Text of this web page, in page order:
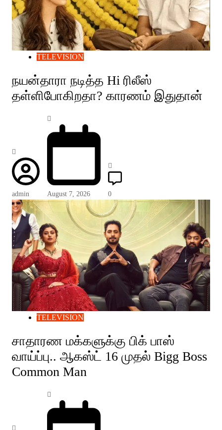
TELEVISION
நயன்தாரா நடித்த Hi ரிலீஸ்
தள்ளிபோகிறதா? காரணம் இதுதான்
admin August 7, 2026 0
TELEVISION
சாதாரண மக்களுக்கு பிக் பாஸ்
வாய்ப்பு.. ஆகஸ்ட் 16 முதல் Bigg Boss
Common Man